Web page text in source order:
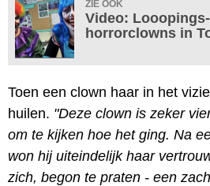
ZIE OOK
Video:
horrorclowns in
Toen een clown haar in het
huilen. "Deze clown is zeker
om te kijken hoe het ging. Na
won hij uiteindelijk haar
zich, begon te praten - een